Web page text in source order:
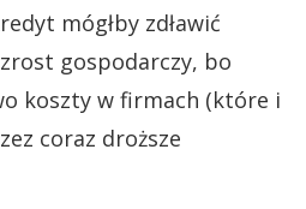
mógłby zdławić
gospodarczy, bo
koszty w firmach (które i
coraz droższe